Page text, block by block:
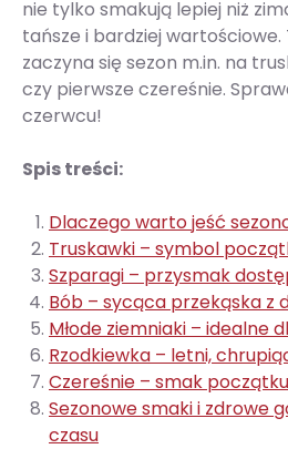
nie tylko smakują lepiej niż
tańsze i bardziej wartościowe.
zaczyna się sezon m.in. na
czy pierwsze czereśnie.
czerwcu!
Spis treści:
Dlaczego warto jeść
Truskawki – symbol
Szparagi – przysmak
Bób – sycąca przekąska z
Młode ziemniaki – idealne
Rzodkiewka – letni,
Czereśnie – smak
Sezonowe smaki i zdrowe
czasu